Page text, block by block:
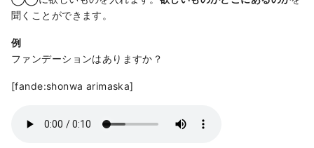
聞くことができます。
例
ファンデーションはありますか？
[fande:shonwa arimaska]